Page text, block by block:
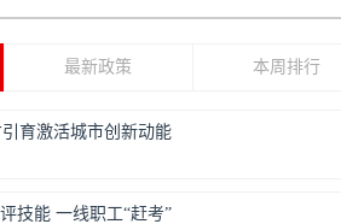
最新政策 本周排行
育激活城市创新动能
技能 一线职工“赶考”